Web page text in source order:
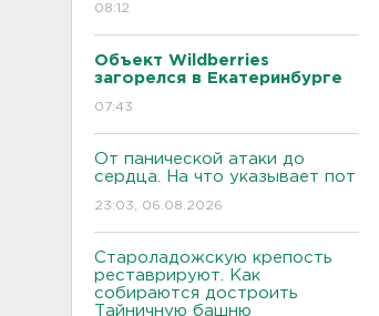
08:12
Объект Wildberries
загорелся в Екатеринбурге
07:43
От панической атаки до
сердца. На что указывает пот
23:03, 06.08.2026
Староладожскую крепость
реставрируют. Как
собираются достроить
Тайничную башню